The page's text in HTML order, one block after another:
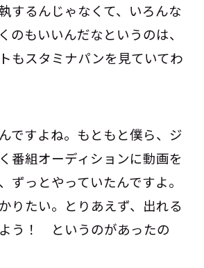
するんじゃなくて、いろんな
のもいいんだなというのは、
もスタミナパンを見ていてわ
ですよね。もともと僕ら、ジ
番組オーディションに動画を
ずっとやっていたんですよ。
りたい。とりあえず、出れる
う！ というのがあったの